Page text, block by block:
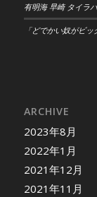
有明海 早崎 タイラ
「どでかい奴がビ
ARCHIVE
2023年8月
2022年1月
2021年12月
2021年11月